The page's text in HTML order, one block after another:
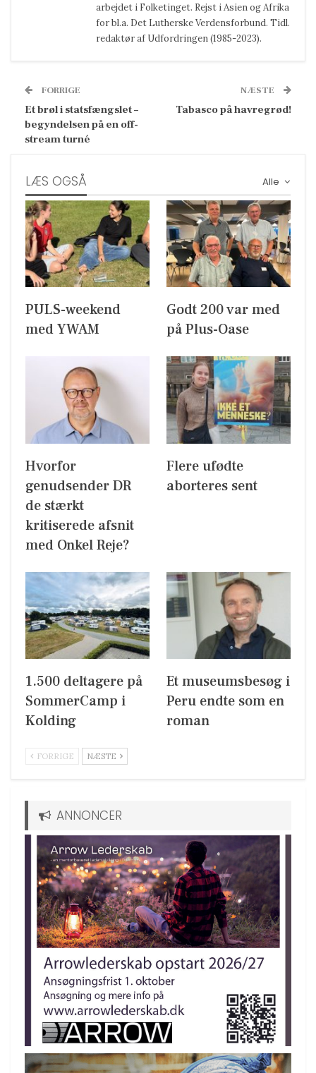
arbejdet i Folketinget. Rejst i Asien og Afrika
for bl.a. Det Lutherske Verdensforbund. Tidl.
redaktør af Udfordringen (1985-2023).
FORRIGE
Et brøl i statsfængslet –
begyndelsen på en off-
stream turné
NÆSTE
Tabasco på havregrød!
Alle
LÆS OGSÅ
PULS-weekend
med YWAM
Godt 200 var med
på Plus-Oase
Hvorfor
genudsender DR
de stærkt
kritiserede afsnit
med Onkel Reje?
Flere ufødte
aborteres sent
1.500 deltagere på
SommerCamp i
Kolding
Et museumsbesøg i
Peru endte som en
roman
FORRIGE NÆSTE
ANNONCER